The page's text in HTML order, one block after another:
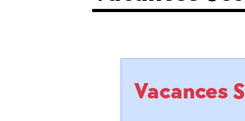
Vacances